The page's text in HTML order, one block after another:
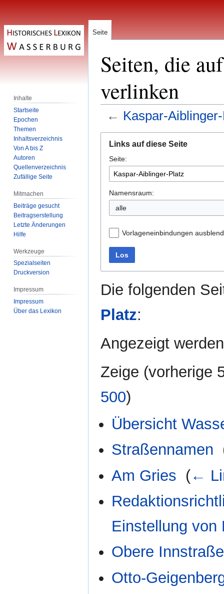
Seiten, die
verlinken
← Kaspar-
Navigation
springen
Suche
springen
Links auf diese Seite
Seite:
Namensraum:
alle
Vorlageneinbindungen
Los
Die folgenden
Platz:
Angezeigt
Zeige (vorherige
500)
Übersicht
Straßennamen
Am Gries (←
Einstellung von
Obere Innstraße
Otto-
Seite
Inhalte
Startseite
Epochen
Themen
Inhaltsverzeichnis
Von A bis Z
Autoren
Quellenverzeichnis
Zufällige Seite
Mitmachen
Beiträge gesucht
Beitragserstellung
Letzte Änderungen
Hilfe
Werkzeuge
Spezialseiten
Druckversion
Impressum
Impressum
Über das Lexikon